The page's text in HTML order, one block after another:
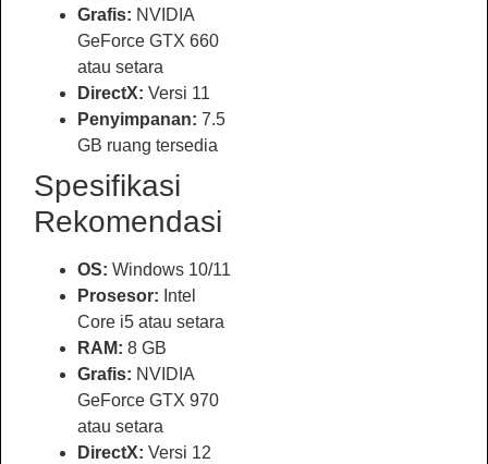
Grafis: NVIDIA
GeForce GTX 660
atau setara
DirectX: Versi 11
Penyimpanan: 7.5
GB ruang tersedia
Spesifikasi
Rekomendasi
OS: Windows 10/11
Prosesor: Intel
Core i5 atau setara
RAM: 8 GB
Grafis: NVIDIA
GeForce GTX 970
atau setara
DirectX: Versi 12